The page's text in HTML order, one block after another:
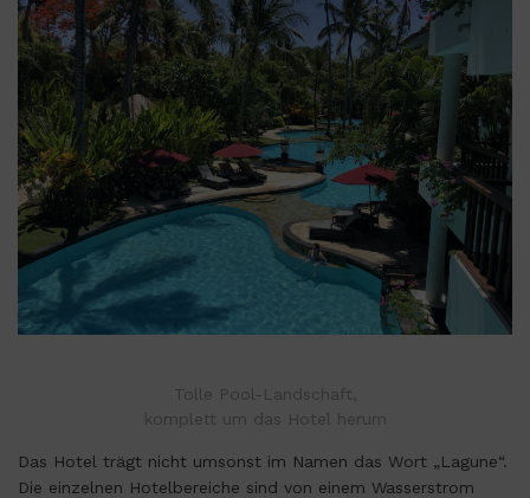
Tolle Pool-Landschaft,
komplett um das Hotel herum
Das Hotel trägt nicht umsonst im Namen das Wort „Lagune“.
Die einzelnen Hotelbereiche sind von einem Wasserstrom